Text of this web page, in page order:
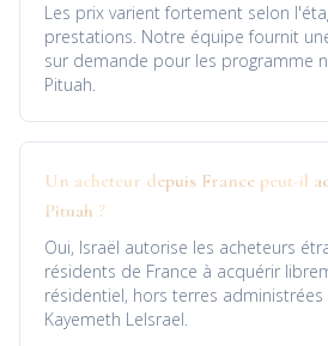
Les prix varient fortement selon
prestations. Notre équipe fournit
sur demande pour les programme
Pituah.
Un acheteur depuis France peut-il
Pituah ?
Oui, Israël autorise les acheteurs
résidents de France à acquérir
résidentiel, hors terres administrées
Kayemeth LeIsrael.